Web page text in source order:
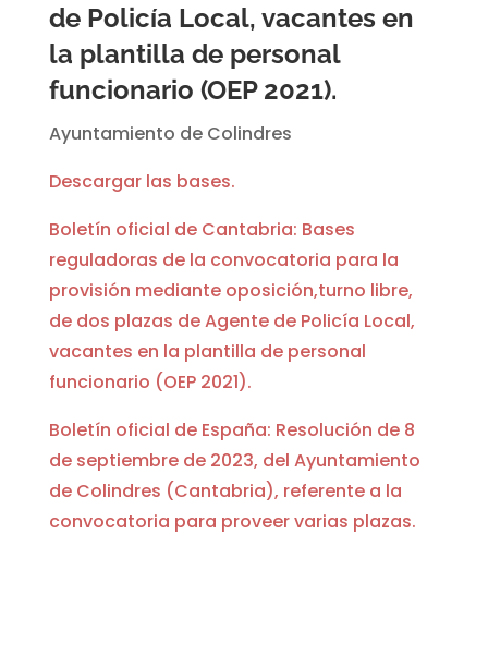
de Policía Local, vacantes en
la plantilla de personal
funcionario (OEP 2021).
Ayuntamiento de Colindres
Descargar las bases.
Boletín oficial de Cantabria: Bases
reguladoras de la convocatoria para la
provisión mediante oposición,turno libre,
de dos plazas de Agente de Policía Local,
vacantes en la plantilla de personal
funcionario (OEP 2021).
Boletín oficial de España: Resolución de 8
de septiembre de 2023, del Ayuntamiento
de Colindres (Cantabria), referente a la
convocatoria para proveer varias plazas.